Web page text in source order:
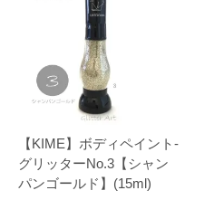
【KIME】ボディペイント-
グリッターNo.3【シャン
パンゴールド】(15ml)